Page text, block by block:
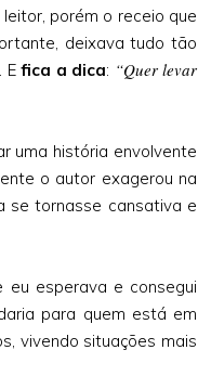
porém o receio que
deixava tudo tão
E fica a dica: “Quer levar
uma história envolvente
o autor exagerou na
se tornasse cansativa e
esperava e consegui
para quem está em
vivendo situações mais